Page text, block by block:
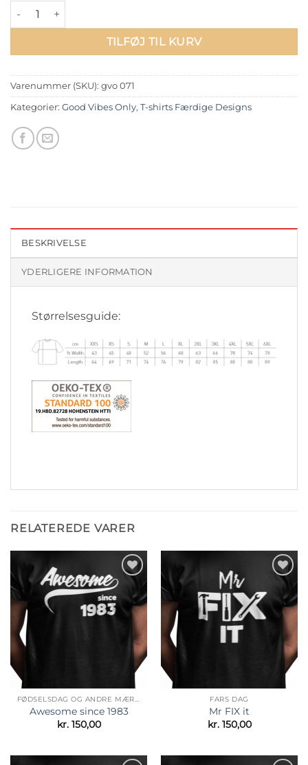
T-shirt: Beergetarian antal
TILFØJ TIL KURV
Varenummer (SKU): gvo 071
Kategorier: Good Vibes Only, T-shirts Færdige Designs
BESKRIVELSE
YDERLIGERE INFORMATION
Størrelsesguide:
RELATEREDE VARER
Tilføj til
ønskeliste
FØDSELSDAG OG ANDRE MÆRKEDAGE
Awesome since 1983
kr.150,00
Tilføj til
ønskeliste
FARS DAG
Mr FIX it
kr.150,00